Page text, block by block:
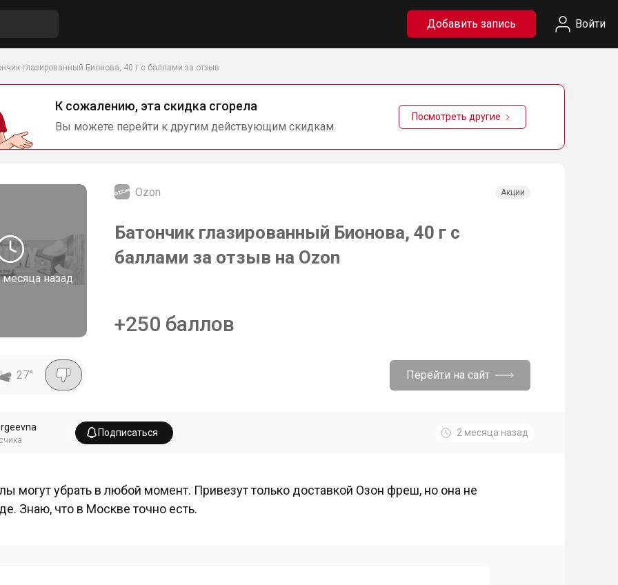
Добавить запись Войти
глазированный Бионова, 40 г с баллами за отзыв
К сожалению, эта скидка сгорела
Вы можете перейти к другим действующим скидкам.
Посмотреть другие
месяца назад
Ozon Акции
Батончик глазированный Бионова, 40 г с
баллами за отзыв на Ozon
+250 баллов
27° Перейти на сайт
Подписаться 2 месяца назад
могут убрать в любой момент. Привезут только доставкой Озон фреш, но она не
Знаю, что в Москве точно есть.